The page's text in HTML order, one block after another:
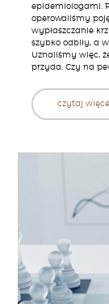
epidemiologami.
operowaliśmy
wypłaszczanie
szybko odbiły, a
Uznaliśmy więc,
przyda. Czy na
czytaj